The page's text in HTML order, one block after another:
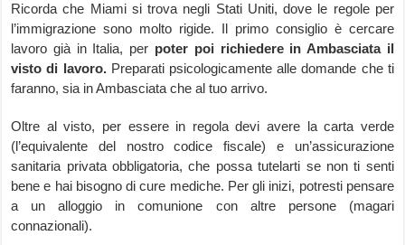
Ricorda che Miami si trova negli Stati Uniti, dove le regole per
l’immigrazione sono molto rigide. Il primo consiglio è cercare
lavoro già in Italia, per poter poi richiedere in Ambasciata il
visto di lavoro.Preparati psicologicamente alle domande che ti
faranno, sia in Ambasciata che al tuo arrivo.
Oltre al visto, per essere in regola devi avere la carta verde
(l’equivalente del nostro codice fiscale) e un’assicurazione
sanitaria privata obbligatoria, che possa tutelarti se non ti senti
bene e hai bisogno di cure mediche. Per gli inizi, potresti pensare
a un alloggio in comunione con altre persone (magari
connazionali).